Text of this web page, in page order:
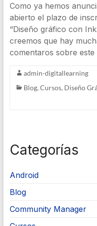
Como ya hemos
abierto el plazo de
“Diseño gráfico con
creemos que hay
comentaros sobre
admin-digitallearning
Blog, Cursos, Diseño
Categorías
Android
Blog
Community Manager